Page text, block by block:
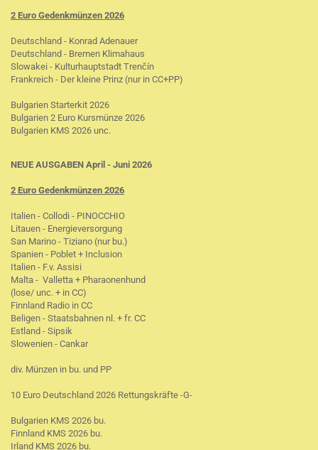
2 Euro Gedenkmünzen 2026
Deutschland - Konrad Adenauer
Deutschland - Bremen Klimahaus
Slowakei - Kulturhauptstadt Trenčín
Frankreich - Der kleine Prinz (nur in CC+PP)
Bulgarien Starterkit 2026
Bulgarien 2 Euro Kursmünze 2026
Bulgarien KMS 2026 unc.
NEUE AUSGABEN April - Juni 2026
2 Euro Gedenkmünzen 2026
Italien - Collodi - PINOCCHIO
Litauen - Energieversorgung
San Marino - Tiziano (nur bu.)
Spanien - Poblet + Inclusion
Italien - F.v. Assisi
Malta - Valletta + Pharaonenhund
(lose/ unc. + in CC)
Finnland Radio in CC
Beligen - Staatsbahnen nl. + fr. CC
Estland - Sipsik
Slowenien - Cankar
div. Münzen in bu. und PP
10 Euro Deutschland 2026 Rettungskräfte -G-
Bulgarien KMS 2026 bu.
Finnland KMS 2026 bu.
Irland KMS 2026 bu.